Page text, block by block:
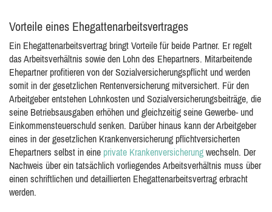
Vorteile eines Ehegattenarbeitsvertrages
Ein Ehegattenarbeitsvertrag bringt Vorteile für beide Partner. Er regelt
das Arbeitsverhältnis sowie den Lohn des Ehepartners. Mitarbeitende
Ehepartner profitieren von der Sozialversicherungspflicht und werden
somit in der gesetzlichen Rentenversicherung mitversichert. Für den
Arbeitgeber entstehen Lohnkosten und Sozialversicherungsbeiträge, die
seine Betriebsausgaben erhöhen und gleichzeitig seine Gewerbe- und
Einkommensteuerschuld senken. Darüber hinaus kann der Arbeitgeber
eines in der gesetzlichen Krankenversicherung pflichtversicherten
Ehepartners selbst in eine private Krankenversicherung wechseln. Der
Nachweis über ein tatsächlich vorliegendes Arbeitsverhältnis muss über
einen schriftlichen und detaillierten Ehegattenarbeitsvertrag erbracht
werden.